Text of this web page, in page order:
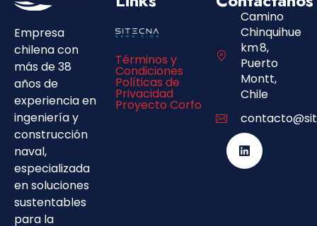
Empresa
chilena con
más de 38
años de
experiencia en
ingeniería y
construcción
naval,
especializada
en soluciones
sustentables
para la
Términos y
Condiciones
Políticas de
Privacidad
Proyecto Corfo
Camino
Chinquihue
km 8,
Puerto
Montt,
Chile